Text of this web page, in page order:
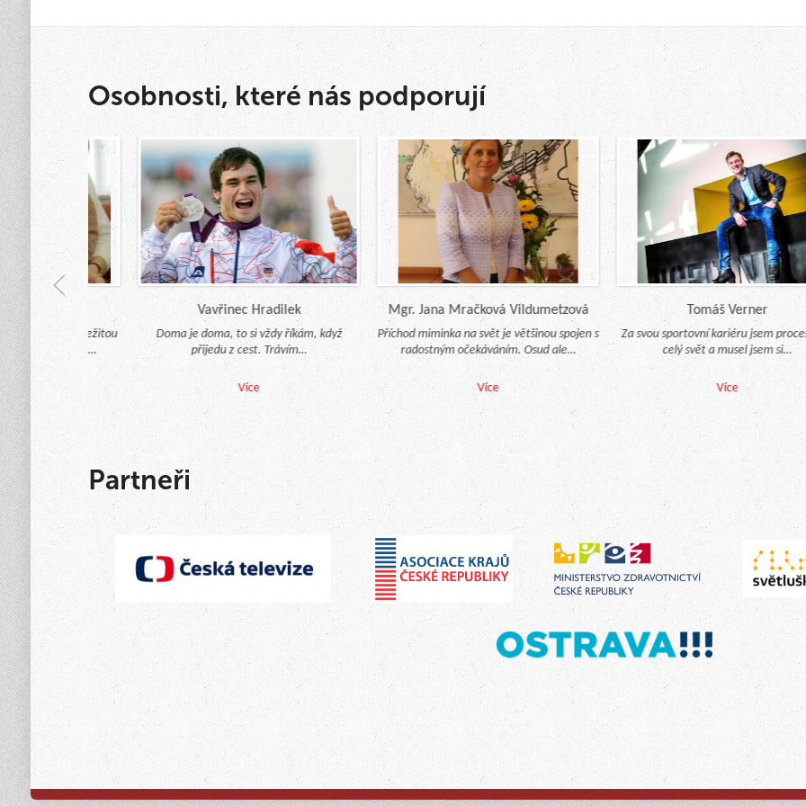
Osobnosti, které nás podporují
Mgr. Jana Mračková Vildumetzová
Příchod miminka na svět je většinou spojen s
radostným očekáváním. Osud ale…
Více
Tomáš Verner
Za svou sportovní kariéru jsem
celý svět a musel jsem si…
Více
pro nás důležitou
po celou…
Vavřinec Hradilek
Doma je doma, to si vždy říkám, když
přijedu z cest. Trávím…
Více
Partneři